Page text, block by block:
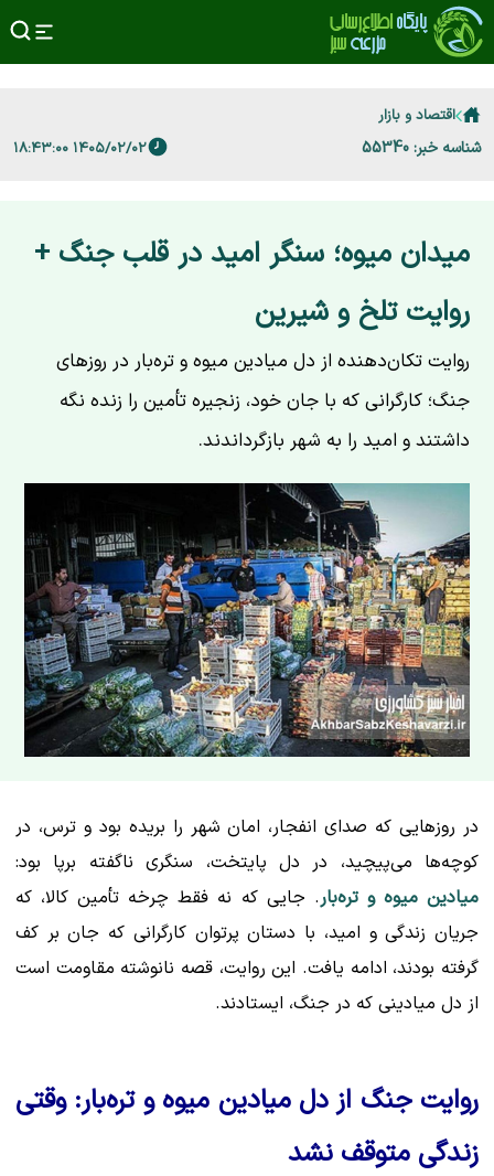
اقتصاد و بازار
شناسه خبر: 55340 ۱۴۰۵/۰۲/۰۲ ۱۸:۴۳:۰۰
میدان میوه؛ سنگر امید در قلب جنگ +
روایت تلخ و شیرین
روایت تکان‌دهنده از دل میادین میوه و تره‌بار در روزهای
جنگ؛ کارگرانی که با جان خود، زنجیره تأمین را زنده نگه
داشتند و امید را به شهر بازگرداندند.
در روزهایی که صدای انفجار، امان شهر را بریده بود و ترس، در
کوچه‌ها می‌پیچید، در دل پایتخت، سنگری ناگفته برپا بود:
میادین میوه و تره‌بار. جایی که نه فقط چرخه تأمین کالا، که
جریان زندگی و امید، با دستان پرتوان کارگرانی که جان بر کف
گرفته بودند، ادامه یافت. این روایت، قصه نانوشته مقاومت است
از دل میادینی که در جنگ، ایستادند.
روایت جنگ از دل میادین میوه و تره‌بار: وقتی
زندگی متوقف نشد